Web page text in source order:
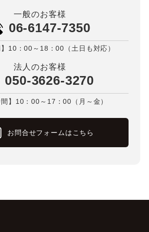
一般のお客様
06-6147-7350
】10：00～18：00（土日も対応）
法人のお客様
050-3626-3270
間】10：00～17：00（月～金）
お問合せフォームはこちら